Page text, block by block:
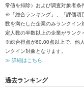
常値を排除）および調査対象者条
※「総合ランキング」、「評価項
数を満たした企業のみランクイン
定人数の半数以上の企業がランク
※総合得点が60.00点以上で、他
ンクイン対象となります。
≫ 詳細はこちら
過去ランキング